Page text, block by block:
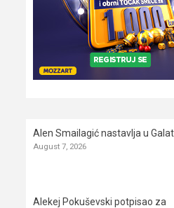
Alen Smailagić nastavlja u
August 7, 2026
Alekej Pokuševski potpisao za